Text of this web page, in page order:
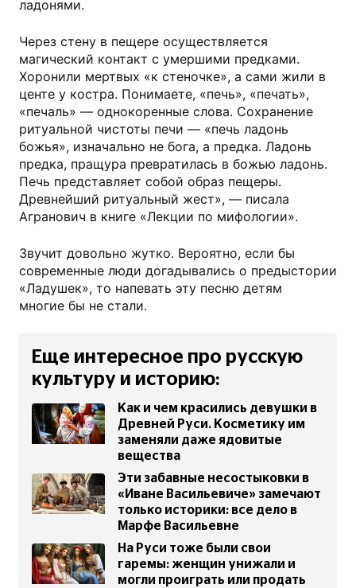
ладонями.
Через стену в пещере осуществляется
магический контакт с умершими предками.
Хоронили мертвых «к стеночке», а сами жили в
центе у костра. Понимаете, «печь», «печать»,
«печаль» — однокоренные слова. Сохранение
ритуальной чистоты печи — «печь ладонь
божья», изначально не бога, а предка. Ладонь
предка, пращура превратилась в божью ладонь.
Печь представляет собой образ пещеры.
Древнейший ритуальный жест», — писала
Агранович в книге «Лекции по мифологии».
Звучит довольно жутко. Вероятно, если бы
современные люди догадывались о предыстории
«Ладушек», то напевать эту песню детям
многие бы не стали.
Еще интересное про русскую
культуру и историю:
Как и чем красились девушки в
Древней Руси. Косметику им
заменяли даже ядовитые
вещества
Эти забавные несостыковки в
«Иване Васильевиче» замечают
только историки: все дело в
Марфе Васильевне
На Руси тоже были свои
гаремы: женщин унижали и
могли проиграть или продать